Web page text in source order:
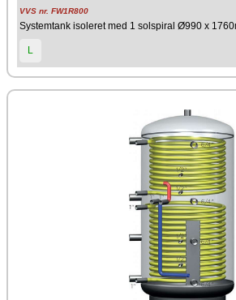
VVS nr. FW1R800
Systemtank isoleret med 1 solspiral Ø990 x
L